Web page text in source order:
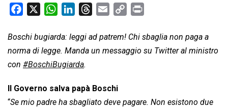
c
e
b
o
k
W
a
t
s
p
p
n
k
e
I
n
r
e
s
a
i
p
y
k
i
n
Boschi bugiarda: leggi ad patrem! Chi sbaglia non paga a
norma di legge. Manda un messaggio su Twitter al ministro
con #BoschiBugiarda.
Il Governo salva papà Boschi
“Se mio padre ha sbagliato deve pagare. Non esistono due